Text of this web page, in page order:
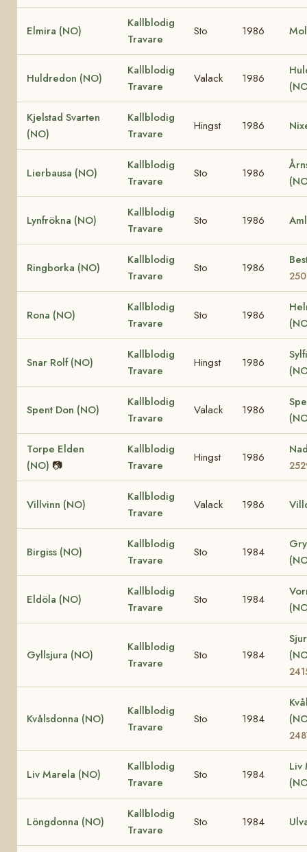
Elmira (NO)
Kallblodig
Travare
Sto 1986
Huldredon (NO)
Kallblodig
Travare
Valack 1986
Kjelstad Svarten
(NO)
Kallblodig
Travare
Hingst 1986
Lierbausa (NO)
Kallblodig
Travare
Sto 1986
Lynfrökna (NO)
Kallblodig
Travare
Sto 1986
Ringborka (NO)
Kallblodig
Travare
Sto 1986
Rona (NO)
Kallblodig
Travare
Sto 1986
Snar Rolf (NO)
Kallblodig
Travare
Hingst 1986
Spent Don (NO)
Kallblodig
Travare
Valack 1986
Torpe Elden
(NO) 📷
Kallblodig
Travare
Hingst 1986
Villvinn (NO)
Kallblodig
Travare
Valack 1986
Birgiss (NO)
Kallblodig
Travare
Sto 1984
Eldöla (NO)
Kallblodig
Travare
Sto 1984
Gyllsjura (NO)
Kallblodig
Travare
Sto 1984
Kvålsdonna (NO)
Kallblodig
Travare
Sto 1984
Liv Marela (NO)
Kallblodig
Travare
Sto 1984
Liv
Löngdonna (NO)
Kallblodig
Travare
Sto 1984